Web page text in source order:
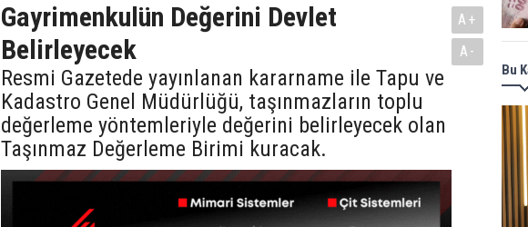
Gayrimenkulün Değerini Devlet
Belirleyecek
Resmi Gazetede yayınlanan kararname ile Tapu ve
Kadastro Genel Müdürlüğü, taşınmazların toplu
değerleme yöntemleriyle değerini belirleyecek olan
Taşınmaz Değerleme Birimi kuracak.
A+
A-
Bu